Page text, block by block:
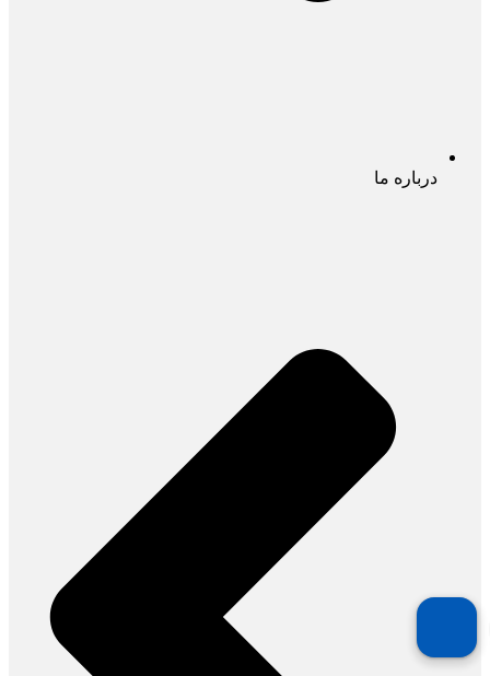
درباره ما